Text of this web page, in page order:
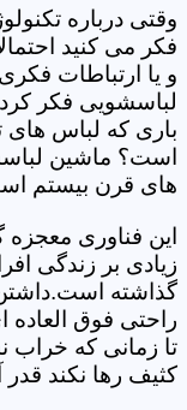
وقتی درباره
فکر می کنید
و یا ارتباطات
لباسشویی فکر
باری که لباس های
است؟ ماشین
های قرن بیستم
این فناوری معجزه
زیادی بر زندگی
گذاشته
راحتی فوق العاده
تا زمانی که خراب
کثیف رها نکند قدر